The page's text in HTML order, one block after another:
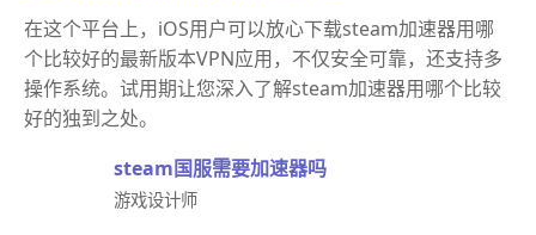
在这个平台上，iOS用户可以放心下载steam加速器用哪
个比较好的最新版本VPN应用，不仅安全可靠，还支持多
操作系统。试用期让您深入了解steam加速器用哪个比较
好的独到之处。
steam国服需要加速器吗
游戏设计师